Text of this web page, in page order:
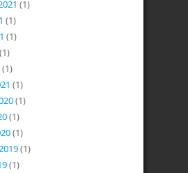
(1)
(1)
(1)
(1)
(1)
(1)
(1)
(1)
(1)
(1)
(1)